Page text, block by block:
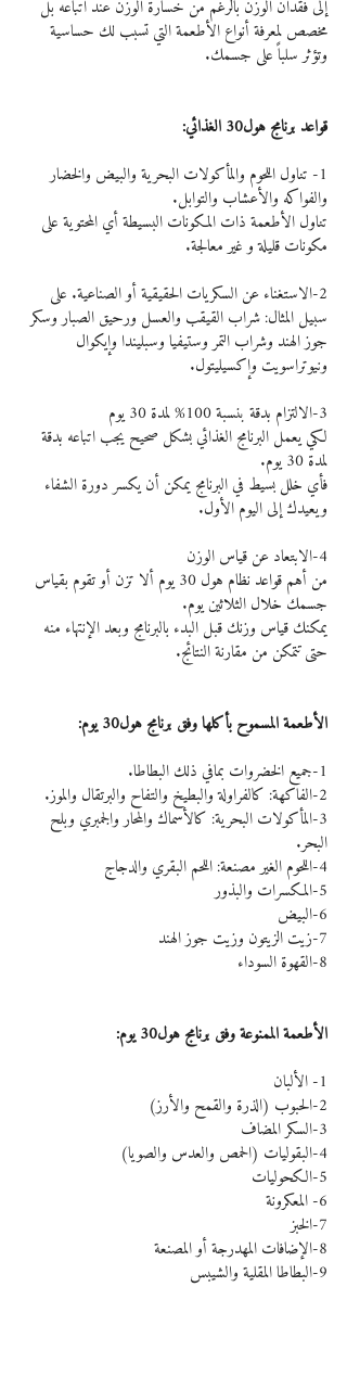
إلى فقدان الوزن بالرغم من خسارة الوزن عند اتباعه بل
مخصص لمعرفة أنواع الأطعمة التي تسبب لك حساسية
وتؤثر سلباً على جسمك.
قواعد برنامج هول30 الغذائي:
1- تناول اللحوم والمأكولات البحرية والبيض والخضار
والفواكه والأعشاب والتوابل.
تناول الأطعمة ذات المكونات البسيطة أي المحتوية على
مكونات قليلة و غير معالجة.
2-الاستغناء عن السكريات الحقيقية أو الصناعية. على
سبيل المثال: شراب القيقب والعسل ورحيق الصبار وسكر
جوز الهند وشراب التمر وستيفيا وسبليندا وإيكوال
ونيوتراسويت وإكسيليتول.
3-الالتزام بدقة بنسبة 100% لمدة 30 يوم
لكي يعمل البرنامج الغذائي بشكل صحيح يجب اتباعه بدقة
لمدة 30 يوم.
فأي خلل بسيط في البرنامج يمكن أن يكسر دورة الشفاء
ويعيدك إلى اليوم الأول.
4-الابتعاد عن قياس الوزن
من أهم قواعد نظام هول 30 يوم ألا تزن أو تقوم بقياس
جسمك خلال الثلاثين يوم.
يمكنك قياس وزنك قبل البدء بالبرنامج وبعد الإنتهاء منه
حتى تتمكن من مقارنة النتائج.
الأطعمة المسموح بأكلها وفق برنامج هول30 يوم:
1-جميع الخضروات بمافي ذلك البطاطا.
2-الفاكهة: كالفراولة والبطيخ والتفاح والبرتقال والموز.
3-المأكولات البحرية: كالأسماك والمحار والجمبري وبلح
البحر.
4-اللحوم الغير مصنعة: اللحم البقري والدجاج
5-المكسرات والبذور
6-البيض
7-زيت الزيتون وزيت جوز الهند
8-القهوة السوداء
الأطعمة الممنوعة وفق برنامج هول30 يوم:
1- الألبان
2-الحبوب (الذرة والقمح والأرز)
3-السكر المضاف
4-البقوليات (الحمص والعدس والصويا)
5-الكحوليات
6- المعكرونة
7-الخبز
8-الإضافات المهدرجة أو المصنعة
9-البطاطا المقلية والشيبس